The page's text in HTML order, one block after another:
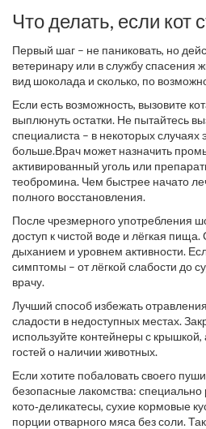
Что делать, если кот
Первый шаг – не паниковать, но
ветеринару или в службу спасения
вид шоколада и сколько, по
Если есть возможность, вызовите
выплюнуть остатки. Не пытайтесь
специалиста – в некоторых
больше.Врач может назначить
активированный уголь или
теобромина. Чем быстрее начато
полного восстановления.
После чрезмерного употребления
доступ к чистой воде и лёгкая
дыханием и уровнем активности.
симптомы – от лёгкой слабости до
врачу.
Лучший способ избежать
сладости в недоступных местах.
используйте контейнеры с
гостей о наличии животных.
Если хотите побаловать своего
безопасные лакомства:
кото‑деликатесы, сухие кормовые
порции отварного мяса без соли.